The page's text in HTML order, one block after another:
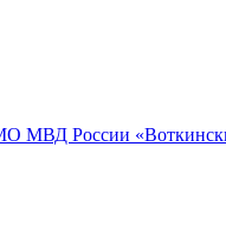
МВД России